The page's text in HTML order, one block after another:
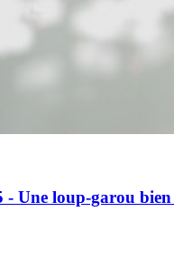
- Une loup-garou bien